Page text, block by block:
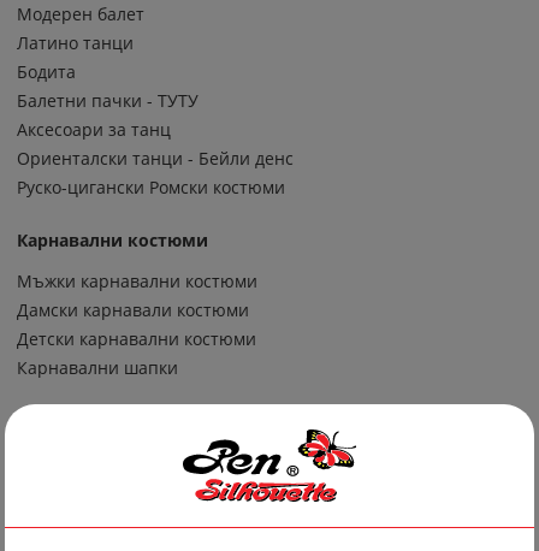
Модерен балет
Латино танци
Бодита
Балетни пачки - ТУТУ
Аксесоари за танц
Ориенталски танци - Бейли денс
Руско-цигански Ромски костюми
Карнавални костюми
Мъжки карнавални костюми
Дамски карнавали костюми
Детски карнавални костюми
Карнавални шапки